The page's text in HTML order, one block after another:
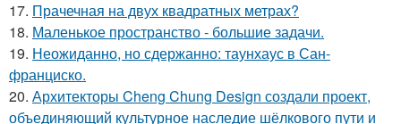
17. Прачечная на двух квадратных метрах?
18. Маленькое пространство - большие задачи.
19. Неожиданно, но сдержанно: таунхаус в Сан-
франциско.
20. Архитекторы Cheng Chung Design создали проект,
объединяющий культурное наследие шёлкового пути и